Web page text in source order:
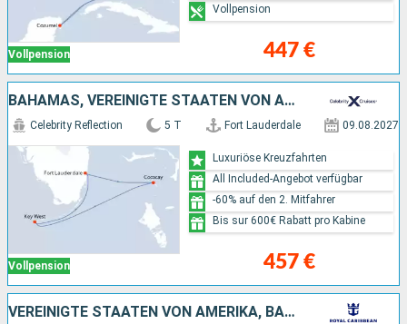
Vollpension 447 €
Vollpension
BAHAMAS, VEREINIGTE STAATEN VON AMERIKA
Vollpension
Celebrity Reflection 5 T Fort Lauderdale 09.08.2027
457 €
Luxuriöse Kreuzfahrten
All Included-Angebot verfügbar
-60% auf den 2. Mitfahrer
Bis sur 600€ Rabatt pro Kabine
VEREINIGTE STAATEN VON AMERIKA, BAHAMAS